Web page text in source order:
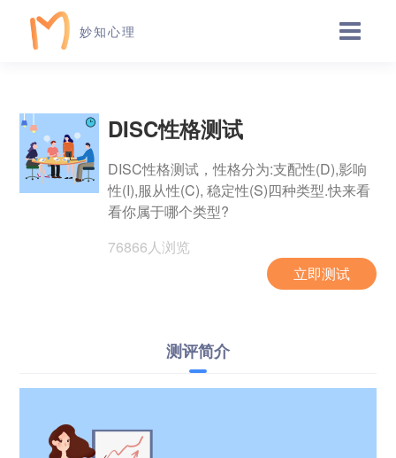
妙知心理
DISC性格测试
DISC性格测试，性格分为:支配性(D),影响
性(I),服从性(C), 稳定性(S)四种类型.快来看
看你属于哪个类型?
76866人浏览
立即测试
测评简介